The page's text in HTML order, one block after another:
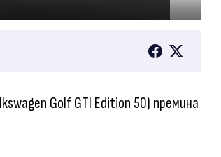
Golf GTI Edition 50) премина